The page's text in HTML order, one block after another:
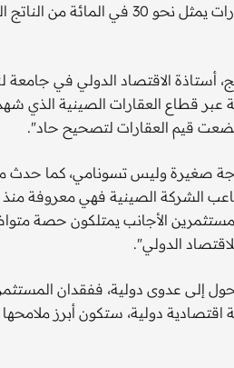
وفقا للبيانات الصينية، فإن قطاع
أستاذة الاقتصاد الدولي في
قطاع العقارات الصينية الذي
قيم العقارات لتصحيح حاد".
صغيرة وليس تسونامي، كما حدث مع
الشركة الصينية فهي معروفة
والمستثمرين الأجانب يمتلكون حصة
الدولي".
إلى عدوى دولية، ففقدان
دولية، ستكون أبرز